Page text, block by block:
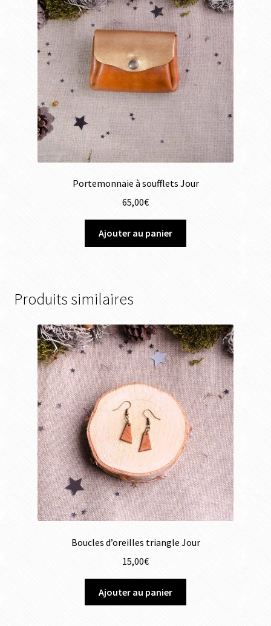
Portemonnaie à soufflets Jour
65,00€
Ajouter au panier
Produits similaires
Boucles d’oreilles triangle Jour
15,00€
Ajouter au panier